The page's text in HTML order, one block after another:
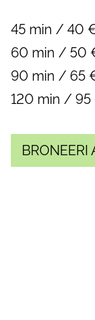
45 min / 40
60 min / 50
90 min / 65
120 min /
BRONEERI